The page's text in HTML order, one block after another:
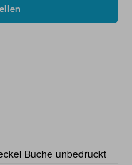
Buche unbedruckt